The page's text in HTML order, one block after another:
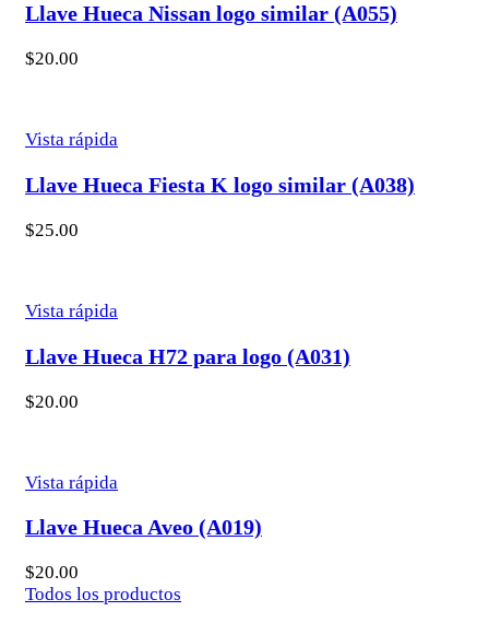
Llave Hueca Nissan logo similar (A055)
$20.00
Vista rápida
Llave Hueca Fiesta K logo similar (A038)
$25.00
Vista rápida
Llave Hueca H72 para logo (A031)
$20.00
Vista rápida
Llave Hueca Aveo (A019)
$20.00
Todos los productos